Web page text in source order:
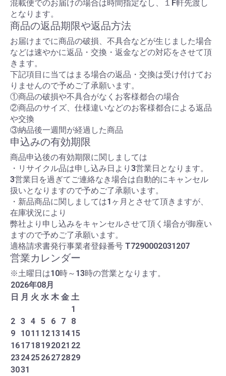
混載便でのお届けの場合は時間指定なし、１F軒先渡し
となります。
商品の返品期限や返品方法
お届けまでに商品の破損、不具合などが生じました場合
などは速やかに返品・交換・返金などの対応をさせて頂
きます。
下記項目に当てはまる場合の返品・交換は受け付けてお
りませんので予めご了承願います。
①商品の破損や不具合がなくお客様都合の場合
②商品のサイズ、仕様違いなどのお客様都合による返品
や交換
③納品後一週間が経過した商品
申込みの有効期限
商品申込後の有効期限に関しましては
・リサイクル品は申し込み日より3営業日となります。
3営業日を過ぎてご連絡なき場合は自動的にキャンセル
扱いとなりますので予めご了承願います。
・新品商品に関しましては1ヶ月とさせて頂きますが、
在庫状況により
弊社より申し込みをキャンセルさせて頂く場合が御座い
ますので予めご了承願います。
適格請求書発行事業者登録番号 T7290002031207
営業カレンダー
※土曜日は10時～13時の営業となります。
2026年08月
日 月 火 水 木 金 土
1
2 3 4 5 6 7
8
9
1011 12131415
161718192021 22
23242526272829
3031